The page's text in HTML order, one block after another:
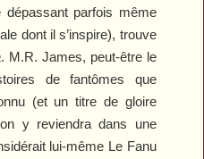
dépassant parfois même
dont il s’inspire), trouve
. M.R. James, peut-être le
de fantômes que
(et un titre de gloire
y reviendra dans une
lui-même Le Fanu